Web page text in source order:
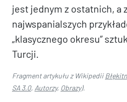
jest jednym z ostatnich, a
najwspanialszych
„klasycznego okresu”
Turcji.
Fragment artykułu z Wikipedii
SA 3.0, Autorzy, Obrazy).